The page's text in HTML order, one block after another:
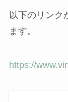
以下のリンク
ます。
https://